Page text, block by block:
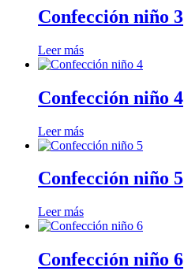
Confección niño 3
Leer más
Confección niño 4
Leer más
Confección niño 5
Leer más
Confección niño 6